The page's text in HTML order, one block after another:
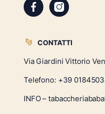
CONTATTI
Via Giardini Vittorio
Telefono: +39
INFO –